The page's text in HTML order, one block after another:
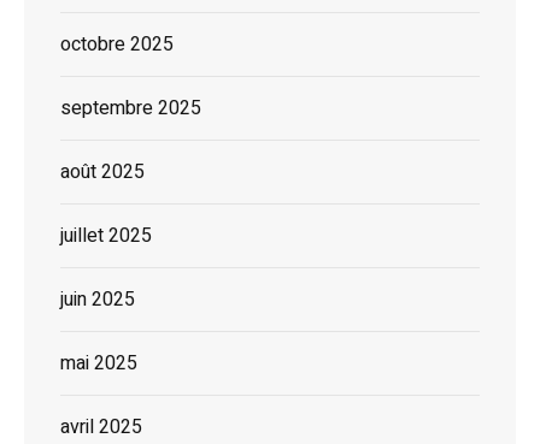
octobre 2025
septembre 2025
août 2025
juillet 2025
juin 2025
mai 2025
avril 2025